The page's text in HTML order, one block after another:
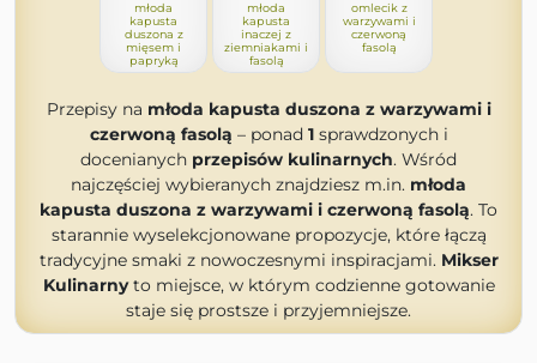
młoda
kapusta
duszona z
mięsem i
papryką
młoda
kapusta
inaczej z
ziemniakami i
fasolą
omlecik z
warzywami i
czerwoną
fasolą
Przepisy na młoda kapusta duszona z warzywami i
czerwoną fasolą – ponad 1sprawdzonych i
docenianych przepisów kulinarnych. Wśród
najczęściej wybieranych znajdziesz m.in. młoda
kapusta duszona z warzywami i czerwoną fasolą. To
starannie wyselekcjonowane propozycje, które łączą
tradycyjne smaki z nowoczesnymi inspiracjami. Mikser
Kulinarnyto miejsce, w którym codzienne gotowanie
staje się prostsze i przyjemniejsze.